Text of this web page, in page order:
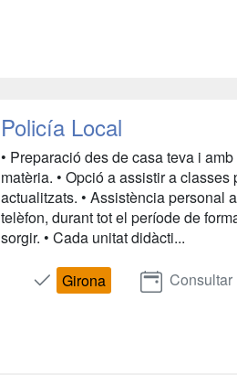
Policía Local
• Preparació des de casa teva i
matèria. • Opció a assistir a
actualitzats. • Assistència personal
telèfon, durant tot el període de
sorgir. • Cada unitat didàcti...
Girona Consultar